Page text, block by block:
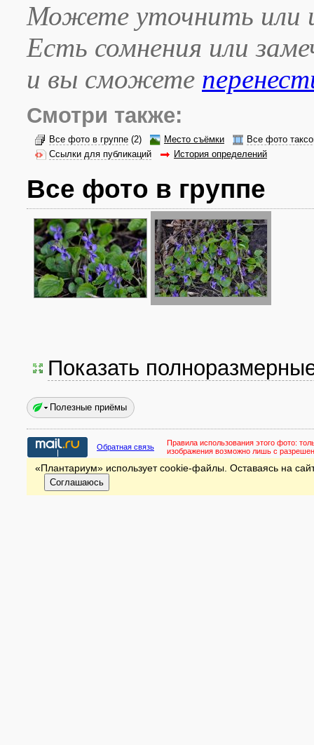
Можете уточнить или
Есть сомнения или
и вы сможете
Смотри также:
Все фото в группе (2) Место съёмки
Все фото
Ссылки для публикаций
История определений
Все фото в группе
Показать
Полезные приёмы
Обратная связь Правила использования этого фото:
изображения возможно лишь с
«Плантариум» использует cookie-файлы. Оставаясь на
Соглашаюсь